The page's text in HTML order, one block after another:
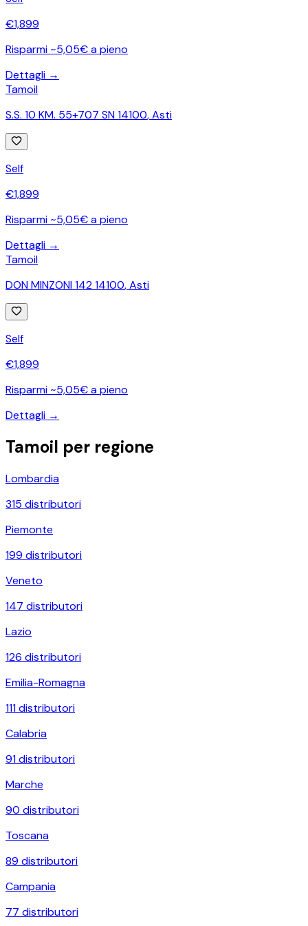
€1,899
Risparmi ~5,05€ a pieno
Dettagli →
Tamoil
S.S. 10 KM. 55+707 SN 14100,Asti
Self
€1,899
Risparmi ~5,05€ a pieno
Dettagli →
Tamoil
DON MINZONI 142 14100,Asti
Self
€1,899
Risparmi ~5,05€ a pieno
Dettagli →
Tamoil per regione
Lombardia
315 distributori
Piemonte
199 distributori
Veneto
147 distributori
Lazio
126 distributori
Emilia-Romagna
111distributori
Calabria
91distributori
Marche
90 distributori
Toscana
89 distributori
Campania
77 distributori